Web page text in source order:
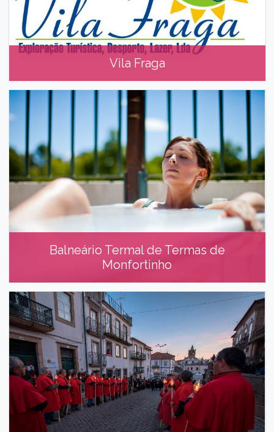
Vila Fraga
Vila Fraga
Balneário Termal de Termas de
Monfortinho
Balneário Termal de Termas de
Monfortinho